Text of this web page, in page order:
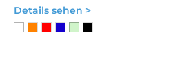
Details sehen >